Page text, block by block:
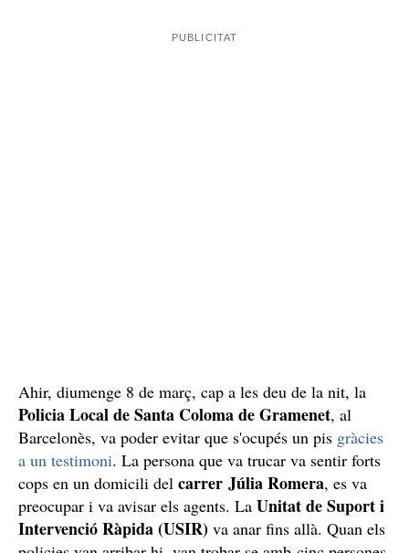
Ahir, diumenge 8 de març, cap a les deu de la nit, la
Policia Local de Santa Coloma de Gramenet, al
Barcelonès, va poder evitar que s'ocupés un pis gràcies
a un testimoni. La persona que va trucar va sentir forts
cops en un domicili del carrer Júlia Romera, es va
preocupar i va avisar els agents. La Unitat de Suport i
Intervenció Ràpida (USIR) va anar fins allà. Quan els